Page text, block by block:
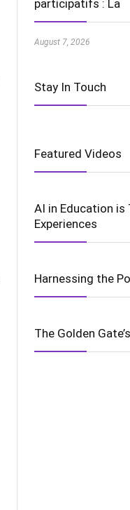
participatifs : La
August 7, 2026
Stay In Touch
Featured Videos
AI in Education
Experiences
Harnessing the
The Golden